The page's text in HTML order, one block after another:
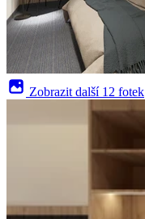
Zobrazit další 12 fotek